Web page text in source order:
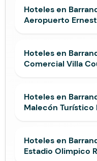
Hoteles en
Aeropuerto
Hoteles en
Comercial Villa
Hoteles en
Malecón Turístico
Hoteles en
Estadio Olimpico